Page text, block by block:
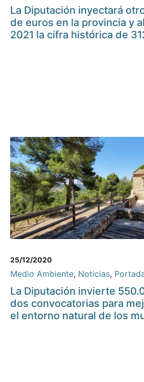
La Diputación inyectará
de euros en la provincia y
2021 la cifra histórica de
25/12/2020
Medio Ambiente, Noticias,
La Diputación invierte
dos convocatorias para
el entorno natural de los